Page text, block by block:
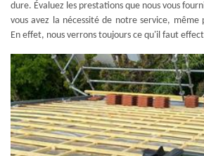
dure. Évaluez les prestations que nous vous
vous avez la nécessité de notre service,
En effet, nous verrons toujours ce qu'il faut